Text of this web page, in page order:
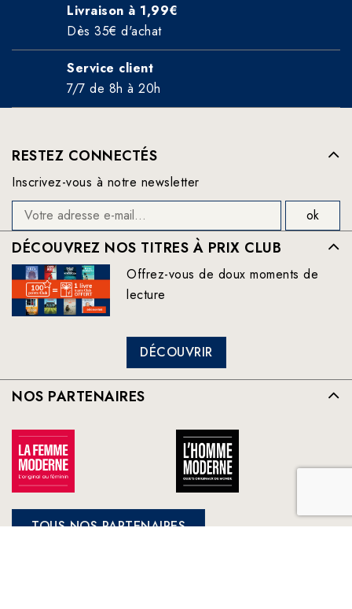
Livraison à 1,99€
Dès 35€ d'achat
Service client
7/7 de 8h à 20h
RESTEZ CONNECTÉS
Inscrivez-vous à notre newsletter
DÉCOUVREZ NOS TITRES À PRIX CLUB
Offrez-vous de doux moments de
lecture
DÉCOUVRIR
NOS PARTENAIRES
TOUS NOS PARTENAIRES